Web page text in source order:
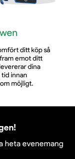
ditt köp så
emot ditt
dina
innan
möjligt.
heta evenemang